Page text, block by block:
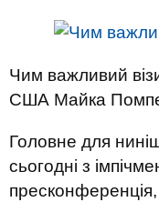
Чим важливий
США Майка
Головне для
сьогодні з